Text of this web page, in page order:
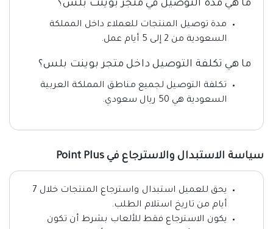
ما هي مدة التوصيل في متجر بوينت بلس؟
مدة توصيل المنتجات للعملاء داخل المملكة
السعودية من 2 إلى 5 أيام عمل.
ما هي تكلفة التوصيل داخل متجر بوينت بلس؟
تكلفة التوصيل لجميع مناطق المملكة العربية
السعودية هي 50 ريال سعودي.
سياسة الاستبدال والاسترجاع في Point Plus
يحق للعميل استبدال واسترجاع المنتجات خلال 7
أيام من تاريخ استلام الطلب.
يكون الاسترجاع فقط للألعاب بشرط أن تكون